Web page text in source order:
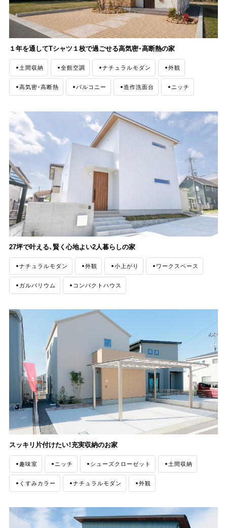
１年を通してTシャツ１枚で過ごせる高気密・高断熱の家
土間収納 全館空調 ナチュラルモダン 外観
高気密・高断熱 バルコニー 造作洗面台 ニッチ
27坪で叶える、賢く心地よい2人暮らしの家
ナチュラルモダン 外観 小上がり ワークスペース
ガルバリウム コンパクトハウス
スッキリ片付けたい！充実収納のお家
趣味室 ニッチ シューズクローゼット 土間収納
くすみカラー ナチュラルモダン 外観